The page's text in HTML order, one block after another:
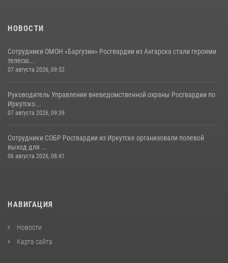
НОВОСТИ
Сотрудники ОМОН «Баргузин» Росгвардии из Ангарска стали героями
телесю...
07 августа 2026, 09:52
Руководитель Управления вневедомственной охраны Росгвардии по
Иркутско...
07 августа 2026, 09:39
Сотрудники СОБР Росгвардии из Иркутске организовали полевой
выход для ...
06 августа 2026, 08:41
НАВИГАЦИЯ
Новости
Карта сайта